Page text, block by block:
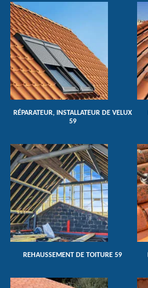
RÉPARATEUR, INSTALLATEUR DE VELUX
59
REHAUSSEMENT DE TOITURE 59